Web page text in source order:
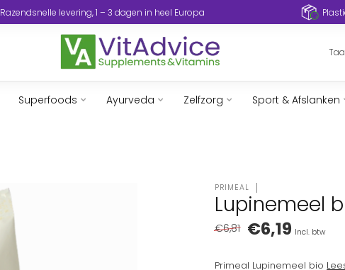
Razendsnelle levering, 1 – 3 dagen in heel Europa
Superfoods Ayurveda Zelfzorg Sport & Afslanken
PRIMEAL
Lupinemeel
€6,81 €6,19 Incl. btw
Primeal Lupinemeel bio